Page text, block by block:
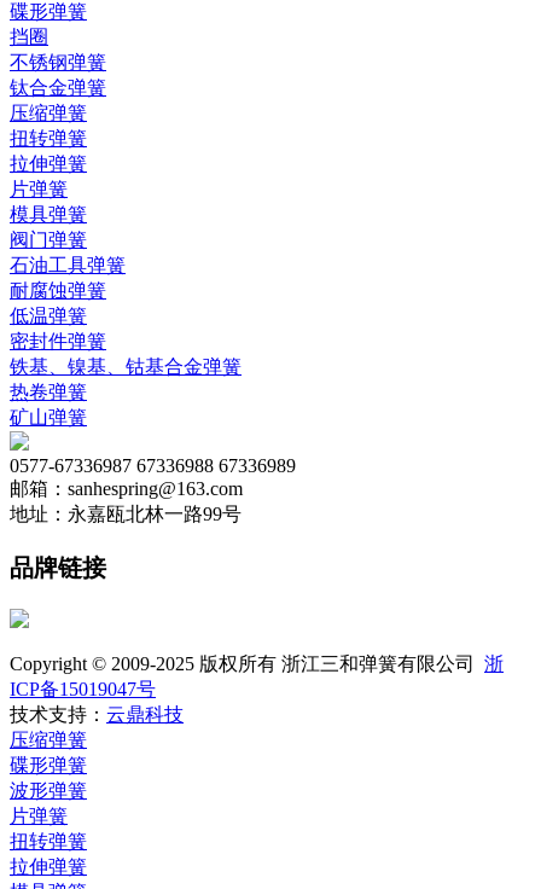
碟形弹簧
挡圈
不锈钢弹簧
钛合金弹簧
压缩弹簧
扭转弹簧
拉伸弹簧
片弹簧
模具弹簧
阀门弹簧
石油工具弹簧
耐腐蚀弹簧
低温弹簧
密封件弹簧
铁基、镍基、钴基合金弹簧
热卷弹簧
矿山弹簧
0577-67336987 67336988 67336989
邮箱：sanhespring@163.com
地址：永嘉瓯北林一路99号
品牌链接
Copyright © 2009-2025 版权所有 浙江三和弹簧有限公司 浙
ICP备15019047号
技术支持： 云鼎科技
压缩弹簧
碟形弹簧
波形弹簧
片弹簧
扭转弹簧
拉伸弹簧